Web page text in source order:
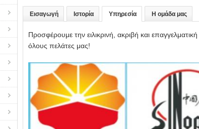
Εισαγωγή Ιστορία Υπηρεσία Η ομάδα μας
Προσφέρουμε την ειλικρινή, ακριβή και
όλους πελάτες μας!